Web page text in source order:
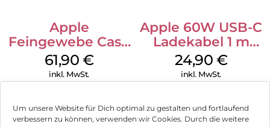
Um unsere Website für Dich optimal zu gestalten und fortlaufend
verbessern zu können, verwenden wir Cookies. Durch die weitere
Apple
Feingewebe Case
iPhone 15 Pro
MagSafe Schwarz
61,90 €
inkl. MwSt.
Apple 60W USB-C
Ladekabel 1 m
Weiß
24,90 €
inkl. MwSt.